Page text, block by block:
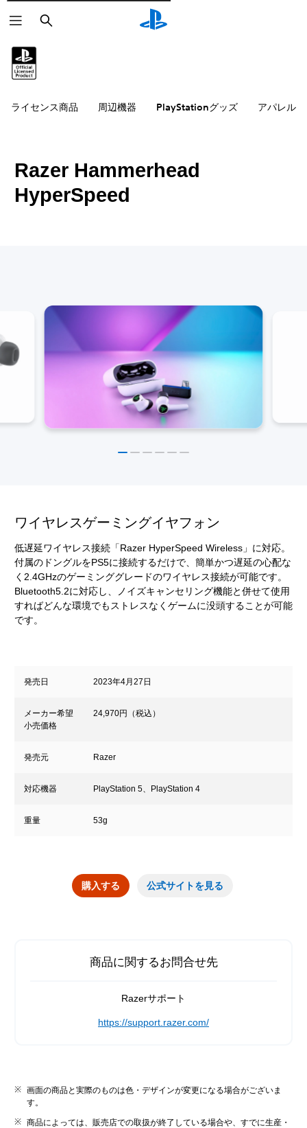
検
索
ライセンス商品 周辺機器 PlayStationグッズ アパレル
Razer Hammerhead
HyperSpeed
ワイヤレスゲーミングイヤフォン
低遅延ワイヤレス接続「Razer HyperSpeed Wireless」に対応。
付属のドングルをPS5に接続するだけで、簡単かつ遅延の心配な
く2.4GHzのゲーミンググレードのワイヤレス接続が可能です。
Bluetooth5.2に対応し、ノイズキャンセリング機能と併せて使用
すればどんな環境でもストレスなくゲームに没頭することが可能
です。
発売日 2023年4月27日
メーカー希望
小売価格
24,970円（税込）
発売元 Razer
対応機器 PlayStation 5、PlayStation 4
重量 53g
購入する 公式サイトを見る
商品に関するお問合せ先
Razerサポート
https://support.razer.com/
画面の商品と実際のものは色・デザインが変更になる場合がございま
す。
商品によっては、販売店での取扱が終了している場合や、すでに生産・